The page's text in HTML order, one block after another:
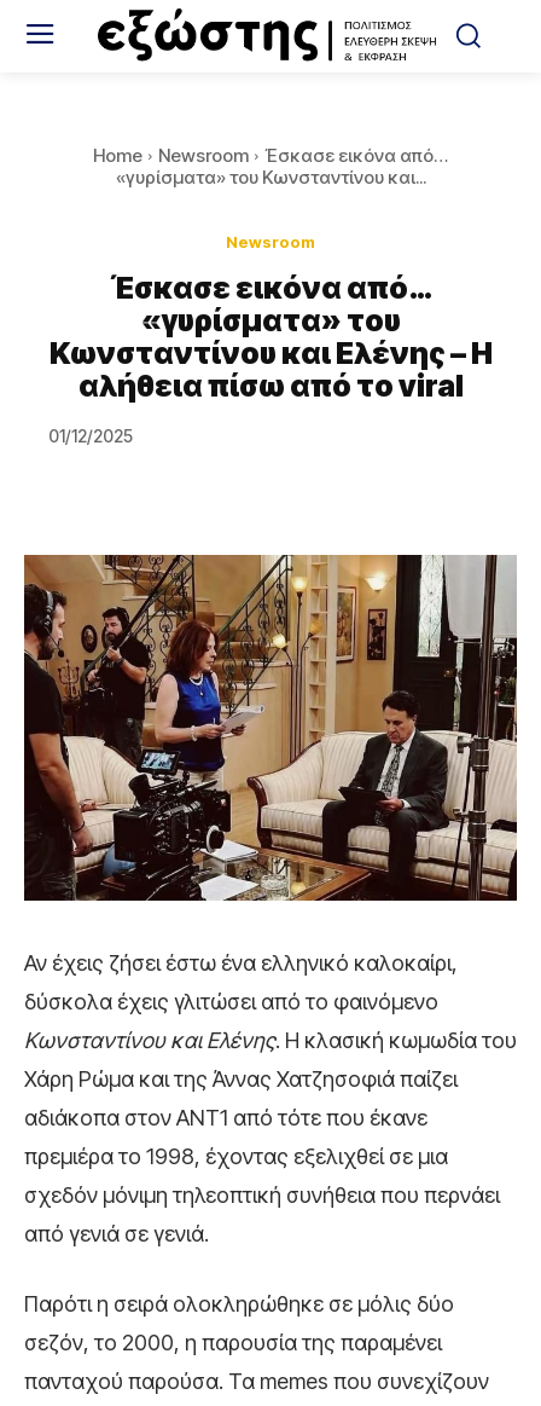
Home Newsroom
Έσκασε εικόνα από…
«γυρίσματα» του Κωνσταντίνου και...
Newsroom
Έσκασε εικόνα από…
«γυρίσματα» του
Κωνσταντίνου και Ελένης – Η
αλήθεια πίσω από το viral
01/12/2025
Αν έχεις ζήσει έστω ένα ελληνικό καλοκαίρι,
δύσκολα έχεις γλιτώσει από το φαινόμενο
Κωνσταντίνου και Ελένης. Η κλασική κωμωδία του
Χάρη Ρώμα και της Άννας Χατζησοφιά παίζει
αδιάκοπα στον ΑΝΤ1 από τότε που έκανε
πρεμιέρα το 1998, έχοντας εξελιχθεί σε μια
σχεδόν μόνιμη τηλεοπτική συνήθεια που περνάει
από γενιά σε γενιά.
Παρότι η σειρά ολοκληρώθηκε σε μόλις δύο
σεζόν, το 2000, η παρουσία της παραμένει
πανταχού παρούσα. Τα memes που συνεχίζουν